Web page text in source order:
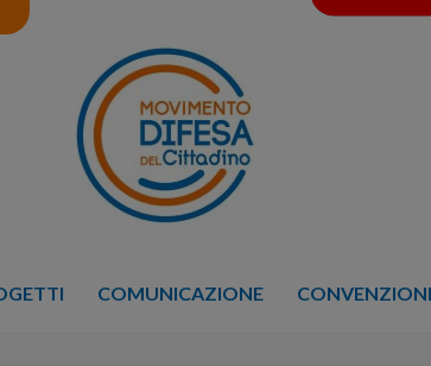
COMUNICAZIONE